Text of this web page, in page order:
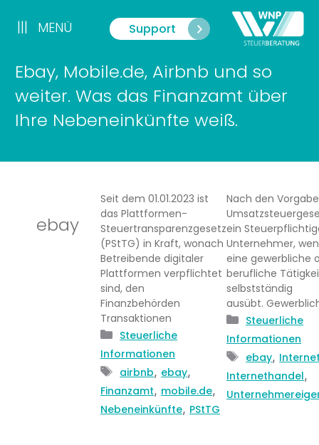
Inhalt
springen
Support
||| MENÜ
Ebay, Mobile.de, Airbnb und so
weiter. Was das Finanzamt über
Ihre Nebeneinkünfte weiß.
ebay
Seit dem 01.01.2023 ist
das Plattformen-
Steuertransparenzgesetz
(PStTG) in Kraft, wonach
Betreibende digitaler
Plattformen verpflichtet
sind, den
Finanzbehörden
Transaktionen
Kategorien
Steuerliche
Informationen
Schlagwörter
airbnb, ebay,
Finanzamt, mobile.de,
Nebeneinkünfte, PStTG
Nach den
ein
Unternehmer,
eine gewerbliche
berufliche
selbstständig
ausübt.
Kategorien
Steuerliche
Informationen
ebay,
Internethandel,